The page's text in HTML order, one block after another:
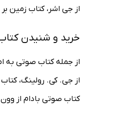
از جی اشر، کتاب زمین
خرید و شنیدن
از جمله کتاب صوتی به
از جی. کی. رولینگ،
کتاب صوتی بادام از